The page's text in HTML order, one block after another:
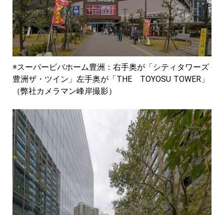
※スーパービバホーム豊洲：右手奥が「シティタワーズ
豊洲ザ・ツイン」左手奥が「THE TOYOSU TOWER」
（弊社カメラマン峰岸撮影）